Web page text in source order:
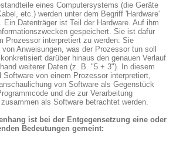
eines Computersystems (die Geräte
etc.) werden unter dem Begriff 'Hardware'
Datenträger ist Teil der Hardware. Auf ihm
gespeichert. Sie ist dafür
Prozessor interpretiert zu werden: Sie
Anweisungen, was der Prozessor tun soll
darüber hinaus den genauen Verlauf
weiterer Daten (z. B. "5 + 3"). In diesem
Software von einem Prozessor interpretiert,
von Software als Gegenstück
und die zur Verarbeitung
als Software betrachtet werden.
ist bei der Entgegensetzung eine oder
Bedeutungen gemeint: